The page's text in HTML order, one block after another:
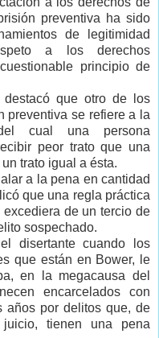
preventiva ha sido
de legitimidad
a los derechos
principio de
que otro de los
preventiva se refiere a la
cual una persona
peor trato que una
trato igual a ésta.
a la pena en cantidad
que una regla práctica
de un tercio de
sospechado.
disertante cuando los
que están en Bower, le
en la megacausa del
encarcelados con
por delitos que, de
tienen una pena